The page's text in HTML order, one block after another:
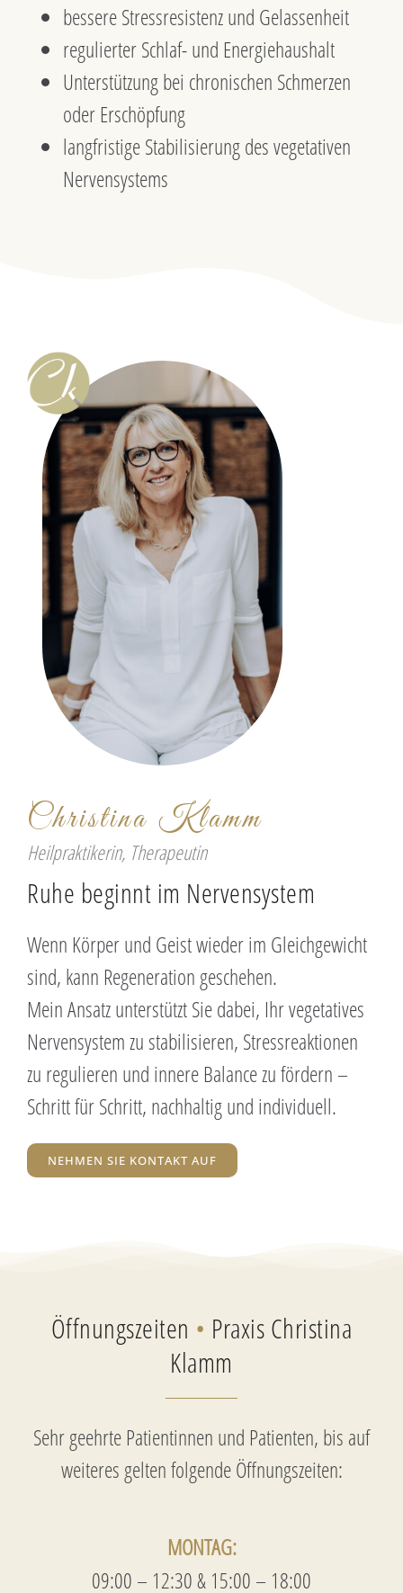
bessere Stressresistenz und Gelassenheit
regulierter Schlaf- und Energiehaushalt
Unterstützung bei chronischen Schmerzen
oder Erschöpfung
langfristige Stabilisierung des vegetativen
Nervensystems
Christina Klamm
Heilpraktikerin, Therapeutin
Ruhe beginnt im Nervensystem
Wenn Körper und Geist wieder im Gleichgewicht
sind, kann Regeneration geschehen.
Mein Ansatz unterstützt Sie dabei, Ihr vegetatives
Nervensystem zu stabilisieren, Stressreaktionen
zu regulieren und innere Balance zu fördern –
Schritt für Schritt, nachhaltig und individuell.
NEHMEN SIE KONTAKT AUF
Öffnungszeiten • Praxis Christina
Klamm
Sehr geehrte Patientinnen und Patienten, bis auf
weiteres gelten folgende Öffnungszeiten:
MONTAG:
09:00 – 12:30 & 15:00 – 18:00